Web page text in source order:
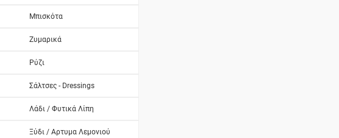
Μπισκότα
Ζυμαρικά
Ρύζι
Σάλτσες - Dressings
Λάδι / Φυτικά Λίπη
Ξύδι / Αρτυμα Λεμονιού